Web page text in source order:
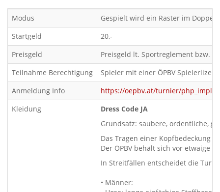
Modus
Gespielt wird ein Raster im
Startgeld
20,-
Preisgeld
Preisgeld lt. Sportreglement bzw.
Teilnahme Berechtigung
Spieler mit einer ÖPBV
Anmeldung Info
https://oepbv.at/turnier/php_impl/
Kleidung
Dress Code JA
Grundsatz: saubere, ordentliche,
Das Tragen einer Kopfbedeckung
Der ÖPBV behält sich vor etwaige
In Streitfällen entscheidet die
• Männer: